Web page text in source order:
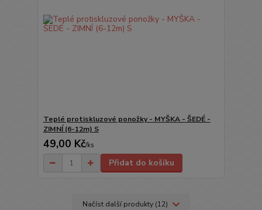
Teplé protiskluzové ponožky - MYŠKA - ŠEDÉ -
ZIMNÍ (6-12m) S
49,00 Kč/ks
Přidat do košíku
Načíst další produkty (12)